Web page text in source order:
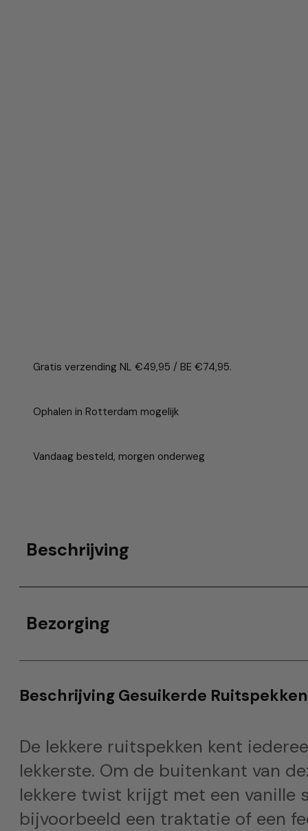
Gratis verzending NL €49,95 / BE €74,95.
Ophalen in Rotterdam mogelijk
Vandaag besteld, morgen onderweg
Beschrijving
Bezorging
Beschrijving Gesuikerde
De lekkere ruitspekken kent
lekkerste. Om de buitenkant van
lekkere twist krijgt met een vanille
bijvoorbeeld een traktatie of een